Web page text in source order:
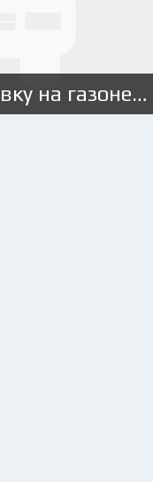
Штраф за парковку на газоне: размер и в каких случаях назначается